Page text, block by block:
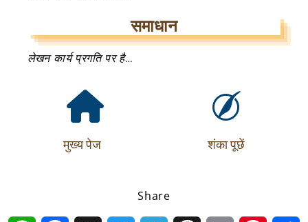
समाधान
लेखन कार्य प्रगति पर है…
मुख्य पेज शंका पूछें
Share